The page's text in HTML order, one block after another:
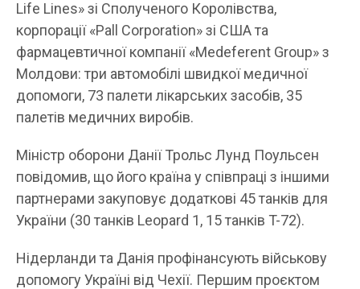
Life Lines» зі Сполученого Королівства,
корпорації «Pall Corporation» зі США та
фармацевтичної компанії «Medeferent Group» з
Молдови: три автомобілі швидкої медичної
допомоги, 73 палети лікарських засобів, 35
палетів медичних виробів.
Міністр оборони Данії Трольс Лунд Поульсен
повідомив, що його країна у співпраці з іншими
партнерами закуповує додаткові 45 танків для
України (30 танків Leopard 1, 15 танків T-72).
Нідерланди та Данія профінансують військову
допомогу Україні від Чехії. Першим проєктом